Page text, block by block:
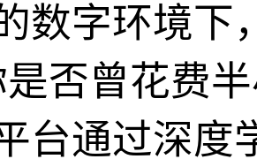
数字环境下
是否曾花费
台通过深度